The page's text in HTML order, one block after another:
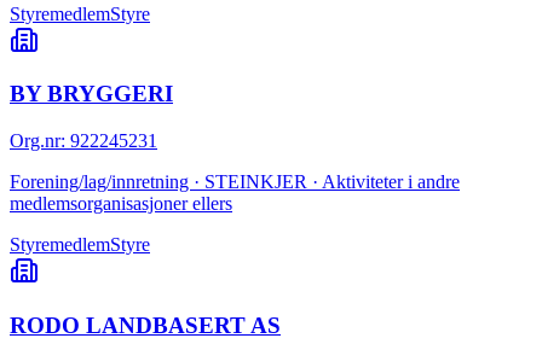
StyremedlemStyre
BY BRYGGERI
Org.nr: 922245231
Forening/lag/innretning · STEINKJER · Aktiviteter i andre
medlemsorganisasjoner ellers
StyremedlemStyre
RODO LANDBASERT AS